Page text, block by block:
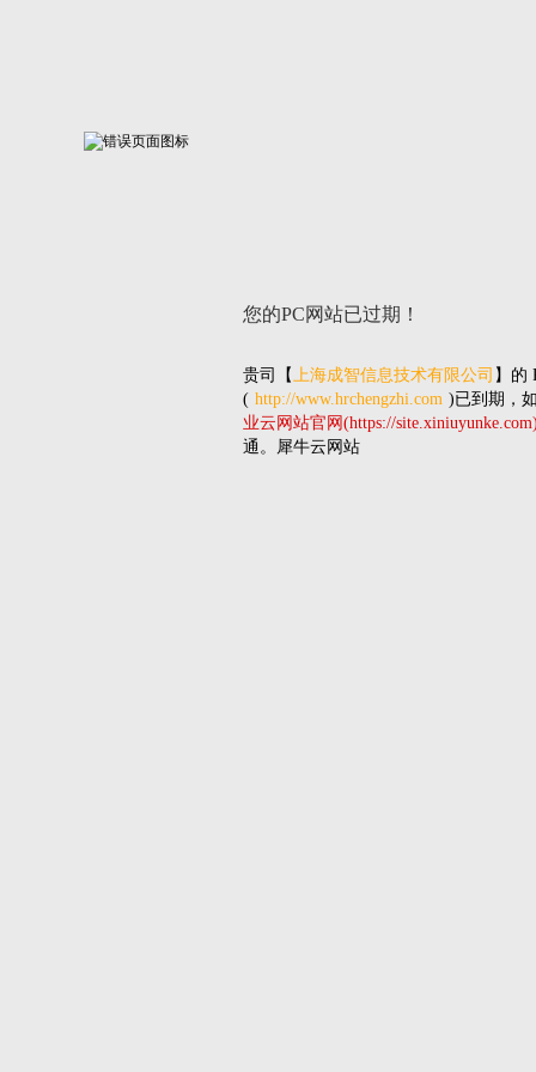
您的PC网站已过期！
贵司 【上海成智信息技术有限公司 】的
( http://www.hrchengzhi.com )已到期，
业云网站官网(https://
通。犀牛云网站